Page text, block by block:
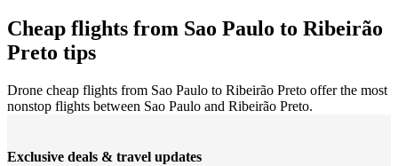
Cheap flights from Sao Paulo to Ribeirão
Preto tips
Drone cheap flights from Sao Paulo to Ribeirão Preto offer the most
nonstop flights between Sao Paulo and Ribeirão Preto.
Exclusive deals & travel updates